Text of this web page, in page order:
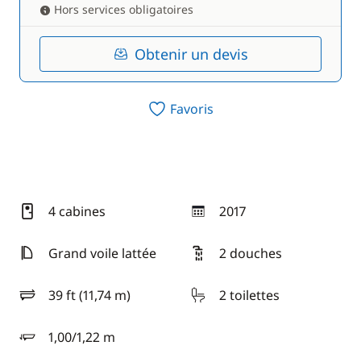
Hors services obligatoires
Obtenir un devis
Favoris
4 cabines 2017
année
Grand voile lattée
2 douches
39 ft (11,74 m)
longueur 2 toilettes
1,00/1,22 m
tirant d'eau